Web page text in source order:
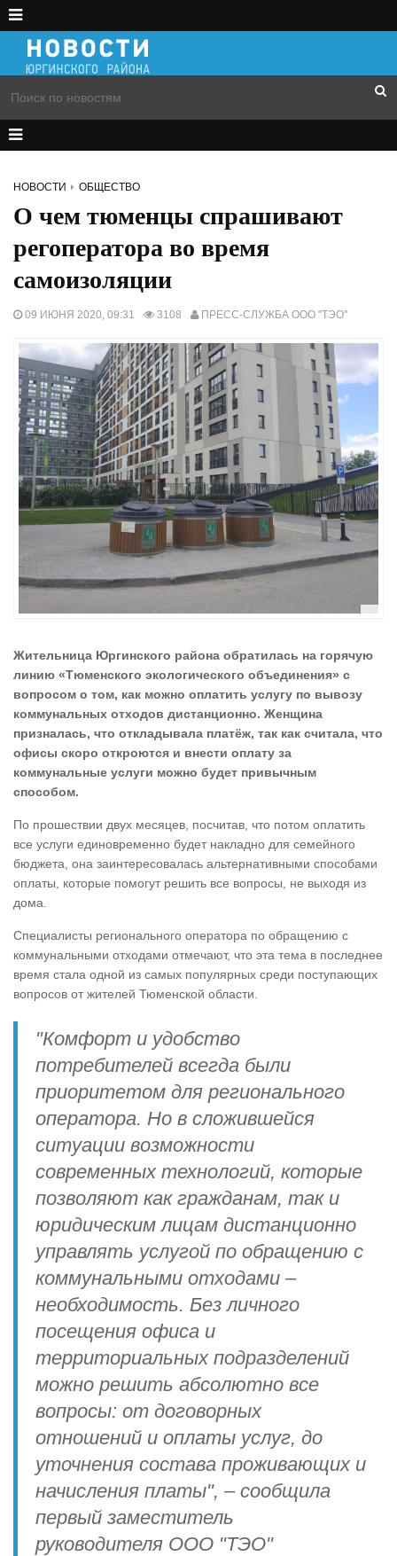
НОВОСТИ ОБЩЕСТВО
О чем тюменцы спрашивают
регоператора во время
самоизоляции
09 ИЮНЯ 2020, 09:31 3108 ПРЕСС-СЛУЖБА ООО "ТЭО"
Жительница Юргинского района обратилась на горячую
линию «Тюменского экологического объединения» с
вопросом о том, как можно оплатить услугу по вывозу
коммунальных отходов дистанционно. Женщина
призналась, что откладывала платёж, так как считала, что
офисы скоро откроются и внести оплату за
коммунальные услуги можно будет привычным
способом.
По прошествии двух месяцев, посчитав, что потом оплатить
все услуги единовременно будет накладно для семейного
бюджета, она заинтересовалась альтернативными способами
оплаты, которые помогут решить все вопросы, не выходя из
дома.
Специалисты регионального оператора по обращению с
коммунальными отходами отмечают, что эта тема в последнее
время стала одной из самых популярных среди поступающих
вопросов от жителей Тюменской области.
"Комфорт и удобство
потребителей всегда были
приоритетом для регионального
оператора. Но в сложившейся
ситуации возможности
современных технологий, которые
позволяют как гражданам, так и
юридическим лицам дистанционно
управлять услугой по обращению с
коммунальными отходами –
необходимость. Без личного
посещения офиса и
территориальных подразделений
можно решить абсолютно все
вопросы: от договорных
отношений и оплаты услуг, до
уточнения состава проживающих и
начисления платы", – сообщила
первый заместитель
руководителя ООО "ТЭО"